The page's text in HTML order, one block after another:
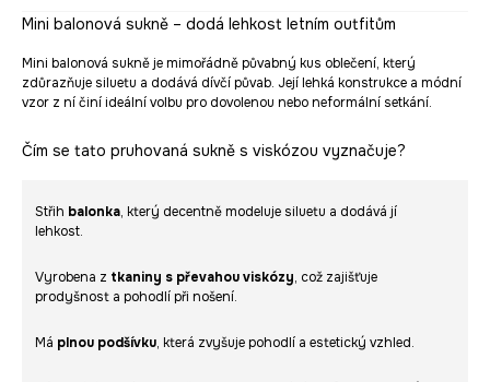
Mini balonová sukně – dodá lehkost letním outfitům
Mini balonová sukně je mimořádně půvabný kus oblečení, který
zdůrazňuje siluetu a dodává dívčí půvab. Její lehká konstrukce a módní
vzor z ní činí ideální volbu pro dovolenou nebo neformální setkání.
Čím se tato pruhovaná sukně s viskózou vyznačuje?
Střih balonka, který decentně modeluje siluetu a dodává jí
lehkost.
Vyrobena z tkaniny s převahou viskózy, což zajišťuje
prodyšnost a pohodlí při nošení.
Má plnou podšívku, která zvyšuje pohodlí a estetický vzhled.